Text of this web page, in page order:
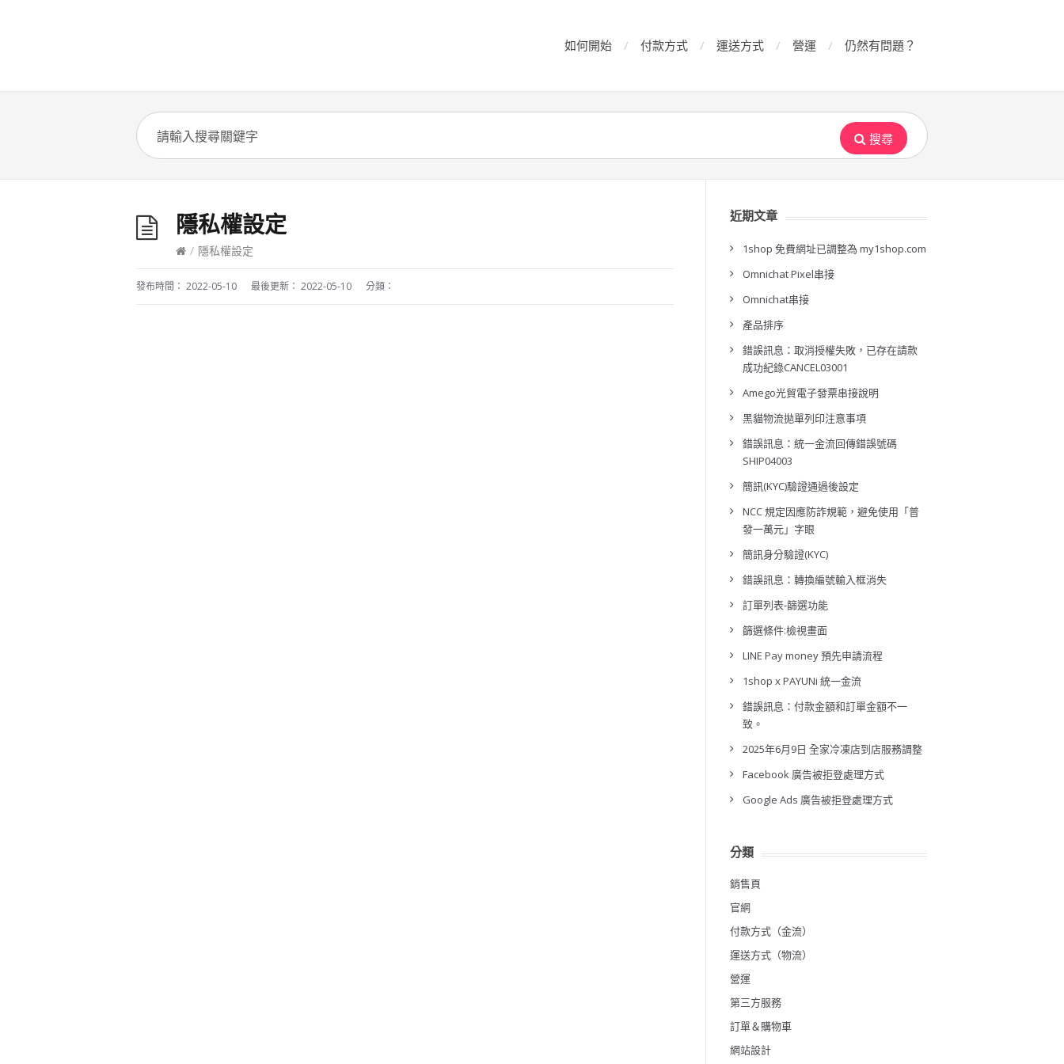
如何開始 付款方式 運送方式 營運 仍然有問題？
搜尋
隱私權設定
/ 隱私權設定
發布時間： 2022-05-10 最後更新： 2022-05-10 分類：
近期文章
1shop 免費網址已調整為 my1shop.com
Omnichat Pixel串接
Omnichat串接
產品排序
錯誤訊息：取消授權失敗，已存在請款
成功紀錄CANCEL03001
Amego光貿電子發票串接說明
黑貓物流拋單列印注意事項
錯誤訊息：統一金流回傳錯誤號碼
SHIP04003
簡訊(KYC)驗證通過後設定
NCC 規定因應防詐規範，避免使用「普
發一萬元」字眼
簡訊身分驗證(KYC)
錯誤訊息：轉換編號輸入框消失
訂單列表-篩選功能
篩選條件:檢視畫面
LINE Pay money 預先申請流程
1shop x PAYUNi 統一金流
錯誤訊息：付款金額和訂單金額不一
致。
2025年6月9日 全家冷凍店到店服務調整
Facebook 廣告被拒登處理方式
Google Ads 廣告被拒登處理方式
分類
銷售頁
官網
付款方式（金流）
運送方式（物流）
營運
第三方服務
訂單＆購物車
網站設計